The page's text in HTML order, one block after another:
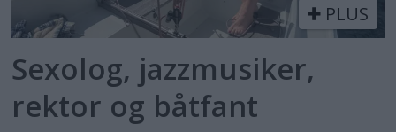
PLUS
Sexolog, jazzmusiker,
rektor og båtfant